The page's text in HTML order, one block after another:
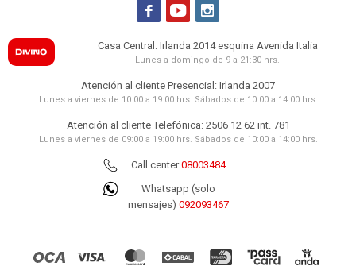
  
Casa Central: Irlanda 2014 esquina Avenida Italia
Lunes a domingo de 9 a 21:30 hrs.
Atención al cliente Presencial: Irlanda 2007
Lunes a viernes de 10:00 a 19:00 hrs. Sábados de 10:00 a 14:00 hrs.
Atención al cliente Telefónica: 2506 12 62 int. 781
Lunes a viernes de 09:00 a 19:00 hrs. Sábados de 10:00 a 14:00 hrs.
Call center08003484
Whatsapp (solo
mensajes) 092093467